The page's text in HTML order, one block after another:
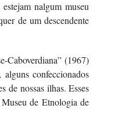
nalgum museu
de um descendente
Caboverdiana” (1967)
confeccionados
de nossas ilhas. Esses
de Etnologia de